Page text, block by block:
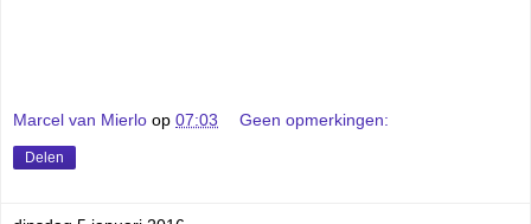
Marcel van Mierlo op 07:03 Geen opmerkingen:
Delen